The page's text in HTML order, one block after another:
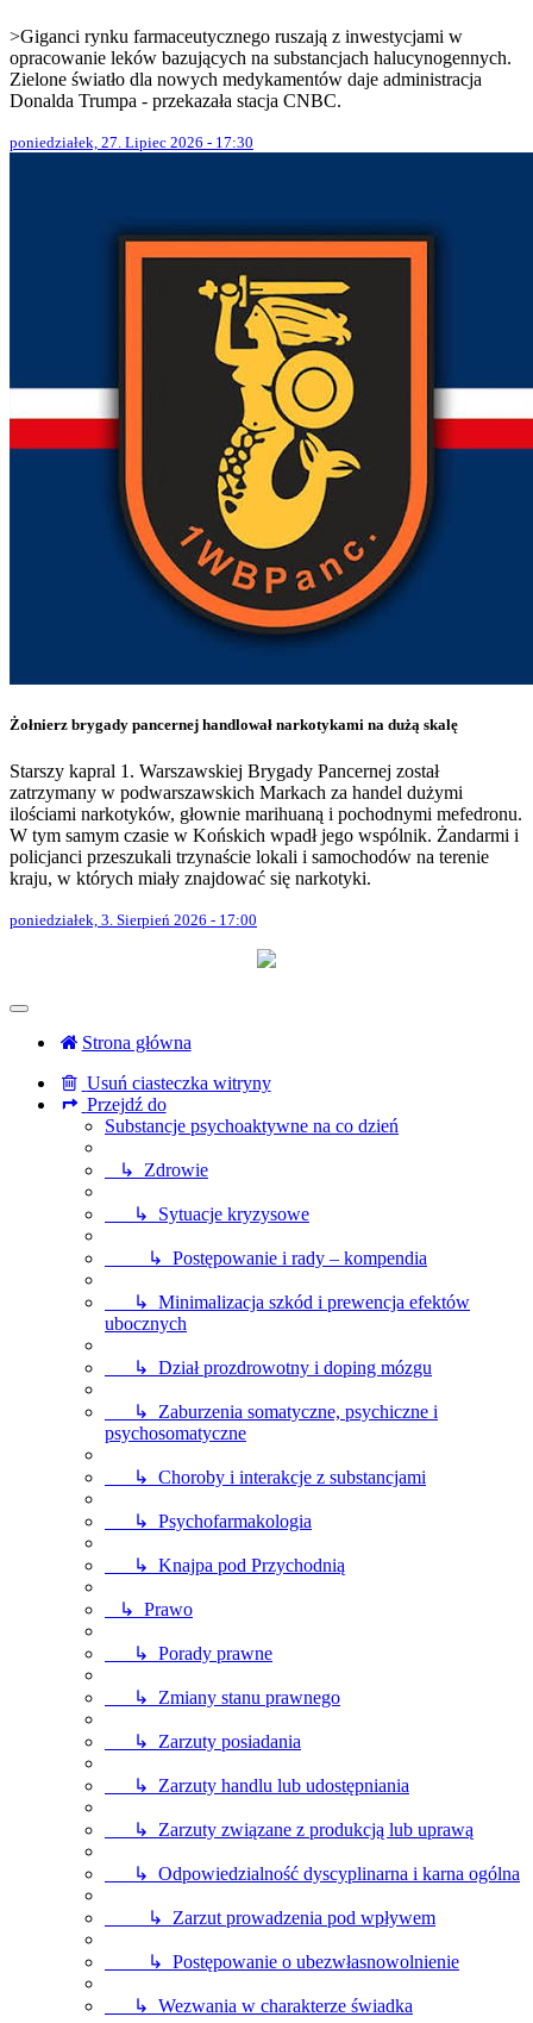
>Giganci rynku farmaceutycznego ruszają z inwestycjami w
opracowanie leków bazujących na substancjach halucynogennych.
Zielone światło dla nowych medykamentów daje administracja
Donalda Trumpa - przekazała stacja CNBC.
poniedziałek, 27. Lipiec 2026 - 17:30
Żołnierz brygady pancernej handlował narkotykami na dużą skalę
Starszy kapral 1. Warszawskiej Brygady Pancernej został
zatrzymany w podwarszawskich Markach za handel dużymi
ilościami narkotyków, głownie marihuaną i pochodnymi mefedronu.
W tym samym czasie w Końskich wpadł jego wspólnik. Żandarmi i
policjanci przeszukali trzynaście lokali i samochodów na terenie
kraju, w których miały znajdować się narkotyki.
poniedziałek, 3. Sierpień 2026 - 17:00
Strona główna
Usuń ciasteczka witryny
Przejdź do
Substancje psychoaktywne na co dzień
↳ Zdrowie
↳ Sytuacje kryzysowe
↳ Postępowanie i rady – kompendia
↳ Minimalizacja szkód i prewencja efektów
ubocznych
↳ Dział prozdrowotny i doping mózgu
↳ Zaburzenia somatyczne, psychiczne i
psychosomatyczne
↳ Choroby i interakcje z substancjami
↳ Psychofarmakologia
↳ Knajpa pod Przychodnią
↳ Prawo
↳ Porady prawne
↳ Zmiany stanu prawnego
↳ Zarzuty posiadania
↳ Zarzuty handlu lub udostępniania
↳ Zarzuty związane z produkcją lub uprawą
↳ Odpowiedzialność dyscyplinarna i karna ogólna
↳ Zarzut prowadzenia pod wpływem
↳ Postępowanie o ubezwłasnowolnienie
↳ Wezwania w charakterze świadka